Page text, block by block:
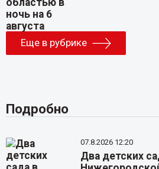
Еще в рубрике
Подробно
07.8.2026 12:20
Два детских